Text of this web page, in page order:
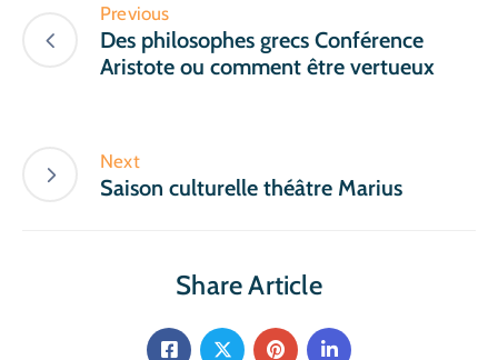
Previous
Des philosophes grecs Conférence
Aristote ou comment être vertueux
Next
Saison culturelle théâtre Marius
Share Article